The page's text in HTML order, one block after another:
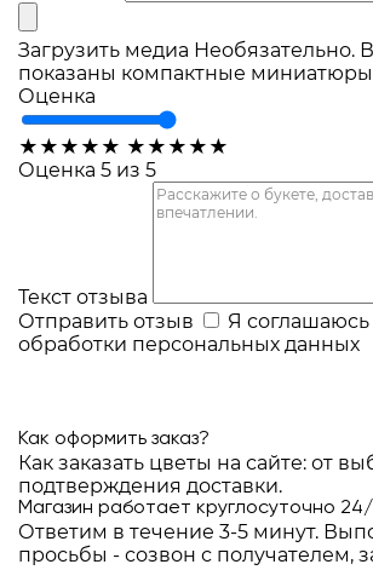
Загрузить медиа Необязательно.
показаны компактные
Оценка
★ ★ ★ ★ ★ ★ ★ ★ ★ ★
Оценка 5 из 5
Текст отзыва
Отправить отзыв
Я соглашаюсь
обработки персональных данных
Как оформить заказ?
Как заказать цветы на сайте: от
подтверждения доставки.
Магазин работает круглосуточно
Ответим в течение 3-5 минут.
просьбы - созвон с получателем,